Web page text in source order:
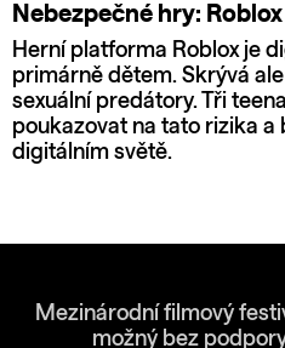
Nebezpečné hry:
Herní platforma Roblox je
primárně dětem. Skrývá
sexuální predátory. Tři
poukazovat na tato rizika a
digitálním světě.
Mezinárodní filmový
možný bez